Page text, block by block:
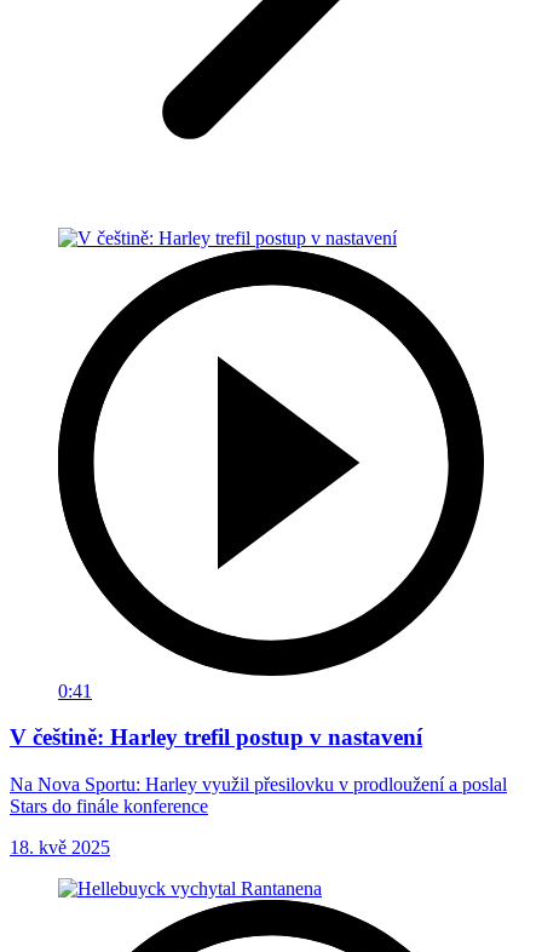
0:41
V češtině: Harley trefil postup v nastavení
Na Nova Sportu: Harley využil přesilovku v prodloužení a poslal
Stars do finále konference
18. kvě 2025